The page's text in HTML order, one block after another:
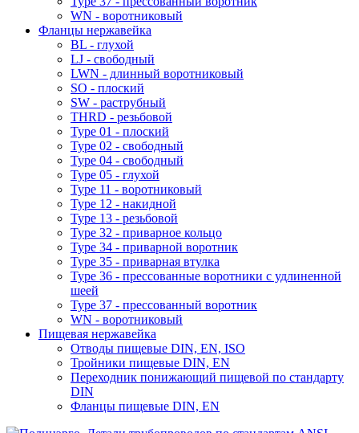
WN - воротниковый
Фланцы нержавейка
BL - глухой
LJ - свободный
LWN - длинный воротниковый
SO - плоский
SW - раструбный
THRD - резьбовой
Type 01 - плоский
Type 02 - свободный
Type 04 - свободный
Type 05 - глухой
Type 11 - воротниковый
Type 12 - накидной
Type 13 - резьбовой
Type 32 - приварное кольцо
Type 34 - приварной воротник
Type 35 - приварная втулка
Type 36 - прессованные воротники с удлиненной
шеей
Type 37 - прессованный воротник
WN - воротниковый
Пищевая нержавейка
Отводы пищевые DIN, EN, ISO
Тройники пищевые DIN, EN
Переходник понижающий пищевой по стандарту
DIN
Фланцы пищевые DIN, EN